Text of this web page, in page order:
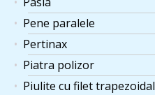
Pene paralele
Pertinax
Piatra polizor
Piulite cu filet trapezoidal